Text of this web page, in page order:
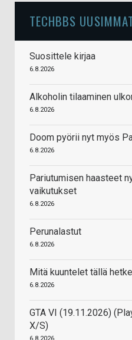
TECHBBS
Suosittele kirjaa
6.8.2026
Alkoholin tilaaminen
6.8.2026
Doom pyörii nyt myös
6.8.2026
Pariutumisen haasteet
vaikutukset
6.8.2026
Perunalastut
6.8.2026
Mitä kuuntelet tällä
6.8.2026
GTA VI (19.11.2026)
X/S)